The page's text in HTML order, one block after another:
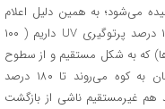
می‌شود؛ به همین دلیل اعلام
می‌شود در روزهای آفتابی کنار سواحل حداقل ۱۴۰ درصد پرتوگیری UV داریم ( ۱۰۰
ماسه‌ها) که به شکل مستقیم و از سطوح
است. یا در مثال دیگر کوهنوردانی که در زمستان به کوه می‌روند تا ۱۸۰ درصد
که ۱۰۰ درصد مستقیم و ۸۰ درصد هم غیرمستقیم ناشی از بازگشت